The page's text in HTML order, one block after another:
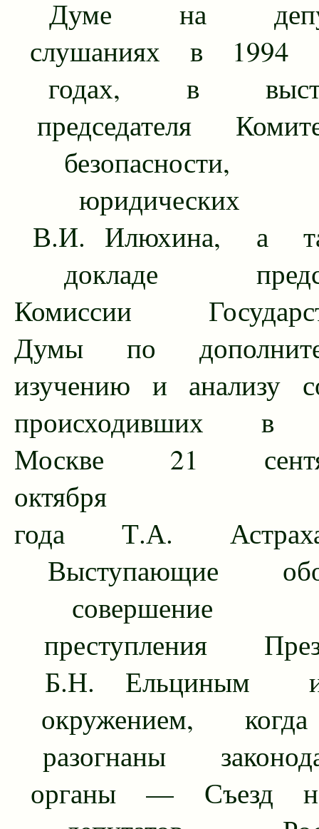
Думе на
слушаниях в 1994
годах, в
председателя
безопасности,
юридических
В.И. Илюхина, а
докладе
Комиссии
Думы по
изучению и анализу
происходивших в
Москве 21
октября
года Т.А.
Выступающие
совершение
преступления
Б.Н. Ельциным
окружением,
разогнаны
органы — Съезд